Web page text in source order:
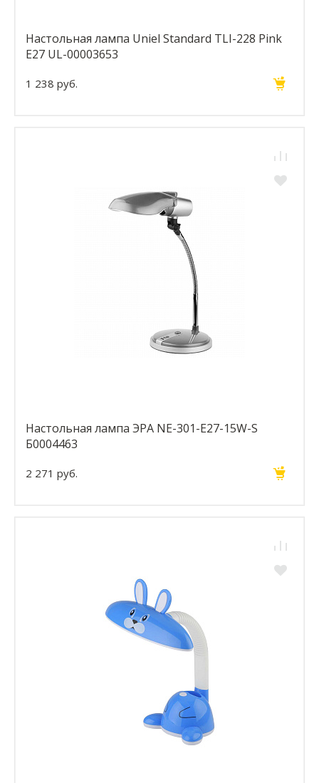
Настольная лампа Uniel Standard TLI-228 Pink
E27 UL-00003653
1 238 руб.
Настольная лампа ЭРА NE-301-E27-15W-S
Б0004463
2 271 руб.